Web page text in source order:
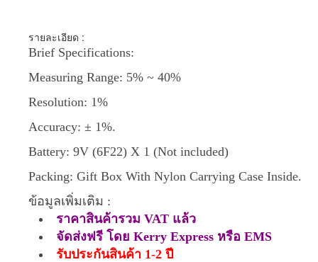
รายละเอียด :
Brief Specifications:
Measuring Range: 5% ~ 40%
Resolution: 1%
Accuracy: ± 1%.
Battery: 9V (6F22) X 1 (Not included)
Packing: Gift Box With Nylon Carrying Case Inside.
ข้อมูลเพิ่มเติม :
ราคาสินค้ารวม VAT แล้ว
จัดส่งฟรี โดย Kerry Express หรือ EMS
รับประกันสินค้า 1-2 ปี